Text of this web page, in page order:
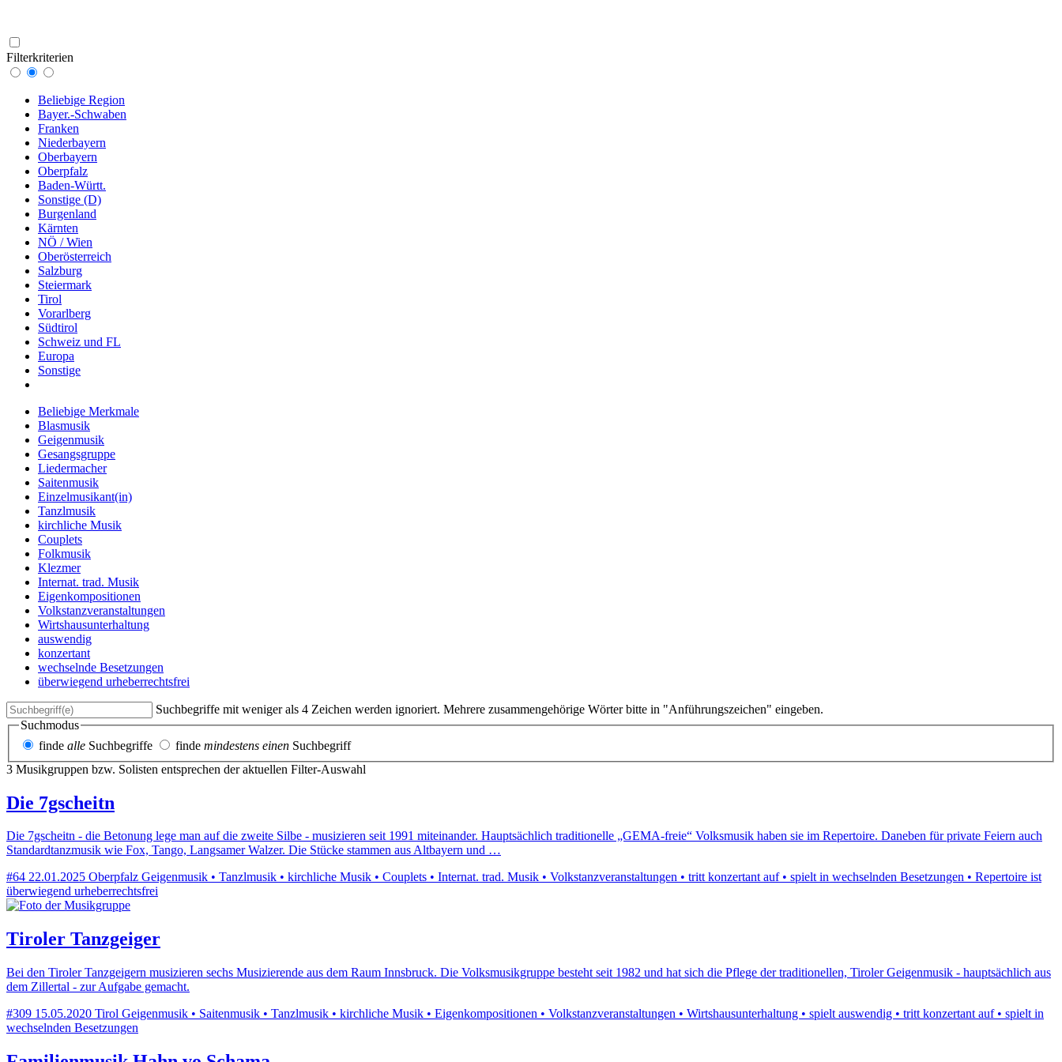
Filterkriterien
Beliebige Region
Bayer.-Schwaben
Franken
Niederbayern
Oberbayern
Oberpfalz
Baden-Württ.
Sonstige (D)
Burgenland
Kärnten
NÖ / Wien
Oberösterreich
Salzburg
Steiermark
Tirol
Vorarlberg
Südtirol
Schweiz und FL
Europa
Sonstige
Beliebige Merkmale
Blasmusik
Geigenmusik
Gesangsgruppe
Liedermacher
Saitenmusik
Einzelmusikant(in)
Tanzlmusik
kirchliche Musik
Couplets
Folkmusik
Klezmer
Internat. trad. Musik
Eigenkompositionen
Volkstanzveranstaltungen
Wirtshausunterhaltung
auswendig
konzertant
wechselnde Besetzungen
überwiegend urheberrechtsfrei
Suchbegriffe mit weniger als 4 Zeichen werden ignoriert. Mehrere zusammengehörige Wörter bitte in "Anführungszeichen" eingeben.
Suchmodus
finde alle Suchbegriffe finde mindestens einen Suchbegriff
3 Musikgruppen bzw. Solisten entsprechen der aktuellen Filter-Auswahl
Die 7gscheitn
Die 7gscheitn - die Betonung lege man auf die zweite Silbe - musizieren seit 1991 miteinander. Hauptsächlich traditionelle „GEMA-freie“ Volksmusik haben sie im Repertoire. Daneben für private Feiern auch
Standardtanzmusik wie Fox, Tango, Langsamer Walzer. Die Stücke stammen aus Altbayern und …
#64 22.01.2025 Oberpfalz Geigenmusik • Tanzlmusik • kirchliche Musik • Couplets • Internat. trad. Musik • Volkstanzveranstaltungen • tritt konzertant auf • spielt in wechselnden Besetzungen • Repertoire ist
überwiegend urheberrechtsfrei
Tiroler Tanzgeiger
Bei den Tiroler Tanzgeigern musizieren sechs Musizierende aus dem Raum Innsbruck. Die Volksmusikgruppe besteht seit 1982 und hat sich die Pflege der traditionellen, Tiroler Geigenmusik - hauptsächlich aus
dem Zillertal - zur Aufgabe gemacht.
#309 15.05.2020 Tirol Geigenmusik • Saitenmusik • Tanzlmusik • kirchliche Musik • Eigenkompositionen • Volkstanzveranstaltungen • Wirtshausunterhaltung • spielt auswendig • tritt konzertant auf • spielt in
wechselnden Besetzungen